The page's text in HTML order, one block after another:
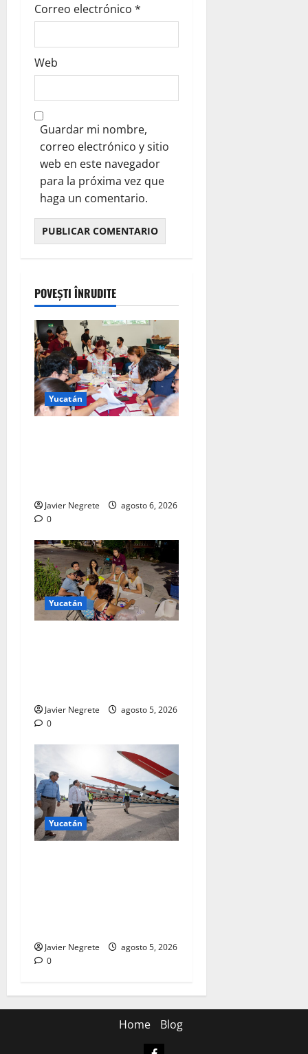
Correo electrónico *
Web
Guardar mi nombre,
correo electrónico y sitio
web en este navegador
para la próxima vez que
haga un comentario.
POVEȘTI ÎNRUDITE
Yucatán
Javier Negrete
agosto 6, 2026
0
Yucatán
Javier Negrete
agosto 5, 2026
0
Yucatán
Javier Negrete
agosto 5, 2026
0
Home Blog